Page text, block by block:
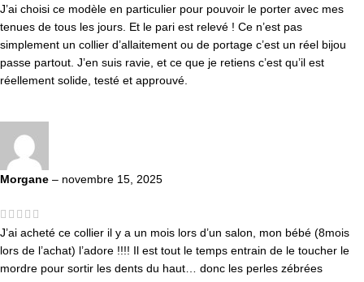
J’ai choisi ce modèle en particulier pour pouvoir le porter avec mes
tenues de tous les jours. Et le pari est relevé ! Ce n’est pas
simplement un collier d’allaitement ou de portage c’est un réel bijou
passe partout. J’en suis ravie, et ce que je retiens c’est qu’il est
réellement solide, testé et approuvé.
Morgane – novembre 15, 2025
J’ai acheté ce collier il y a un mois lors d’un salon, mon bébé (8mois
lors de l’achat) l’adore !!!! Il est tout le temps entrain de le toucher le
mordre pour sortir les dents du haut… donc les perles zébrées